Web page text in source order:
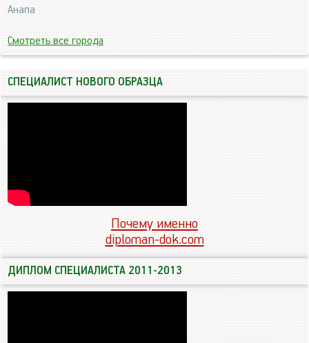
Анапа
Смотреть все города
СПЕЦИАЛИСТ НОВОГО ОБРАЗЦА
Почему именно
diploman-dok.com
ДИПЛОМ СПЕЦИАЛИСТА 2011-2013